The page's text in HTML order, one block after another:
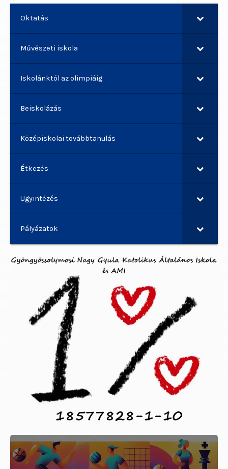
Oktatás
Művészeti iskola
Iskolánktól az olimpiáig
Beiskolázás
Középiskolai továbbtanulás
Étkezés
Ügyintézés
Pályázatok